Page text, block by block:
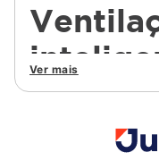
Ver mais